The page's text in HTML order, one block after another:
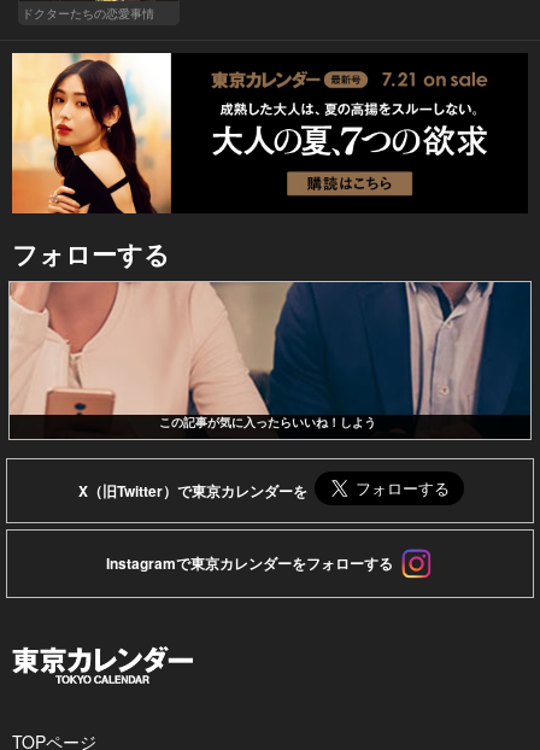
ドクターたちの恋愛事情
フォローする
この記事が気に入ったらいいね！しよう
X（旧Twitter）で東京カレンダーを
Instagramで東京カレンダーをフォローする
TOPページ